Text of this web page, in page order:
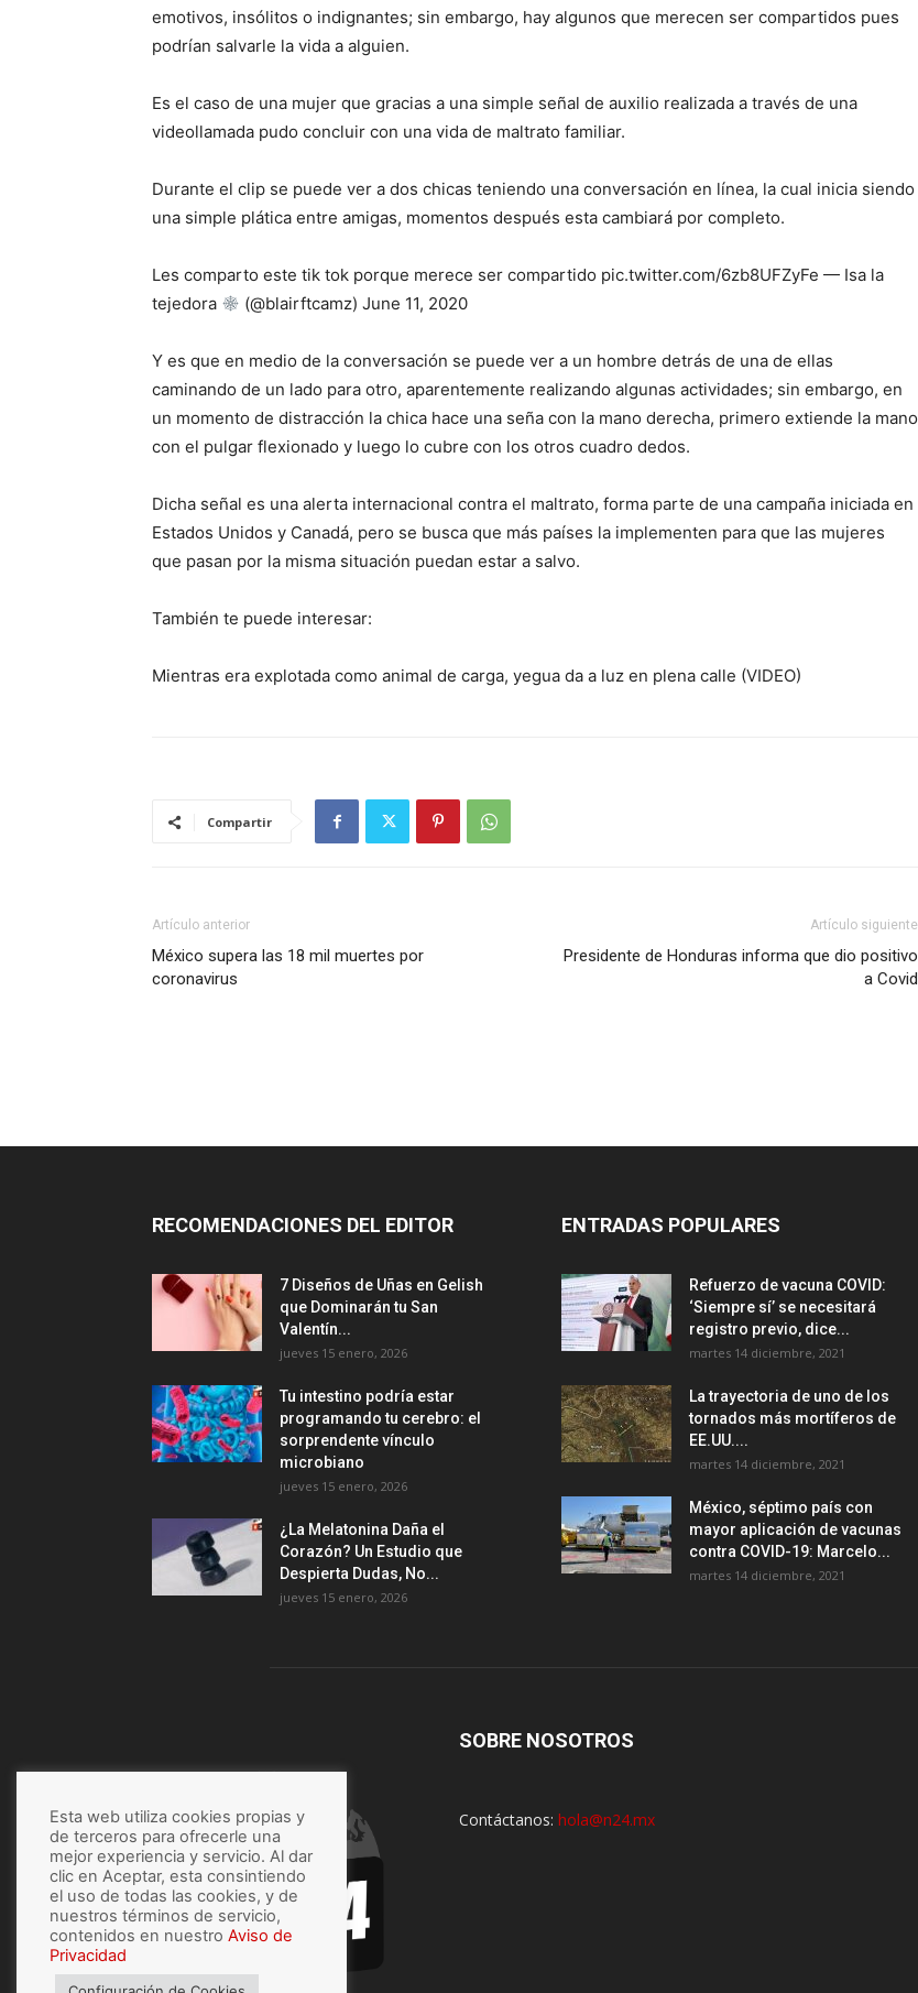
emotivos, insólitos o indignantes; sin embargo, hay algunos que merecen ser compartidos pues
podrían salvarle la vida a alguien.
Es el caso de una mujer que gracias a una simple señal de auxilio realizada a través de una
videollamada pudo concluir con una vida de maltrato familiar.
Durante el clip se puede ver a dos chicas teniendo una conversación en línea, la cual inicia siendo
una simple plática entre amigas, momentos después esta cambiará por completo.
Les comparto este tik tok porque merece ser compartido pic.twitter.com/6zb8UFZyFe — Isa la
tejedora
(@blairftcamz) June 11, 2020
Y es que en medio de la conversación se puede ver a un hombre detrás de una de ellas
caminando de un lado para otro, aparentemente realizando algunas actividades; sin embargo, en
un momento de distracción la chica hace una seña con la mano derecha, primero extiende la mano
con el pulgar flexionado y luego lo cubre con los otros cuadro dedos.
Dicha señal es una alerta internacional contra el maltrato, forma parte de una campaña iniciada en
Estados Unidos y Canadá, pero se busca que más países la implementen para que las mujeres
que pasan por la misma situación puedan estar a salvo.
También te puede interesar:
Mientras era explotada como animal de carga, yegua da a luz en plena calle (VIDEO)
Compartir
Artículo anterior
México supera las 18 mil muertes por
coronavirus
Artículo siguiente
Presidente de Honduras informa que dio positivo
a Covid
RECOMENDACIONES DEL EDITOR
7 Diseños de Uñas en Gelish
que Dominarán tu San
Valentín...
jueves 15 enero, 2026
Tu intestino podría estar
programando tu cerebro: el
sorprendente vínculo
microbiano
jueves 15 enero, 2026
¿La Melatonina Daña el
Corazón? Un Estudio que
Despierta Dudas, No...
jueves 15 enero, 2026
ENTRADAS POPULARES
Refuerzo de vacuna COVID:
‘Siempre sí’ se necesitará
registro previo, dice...
martes 14 diciembre, 2021
La trayectoria de uno de los
tornados más mortíferos de
EE.UU....
martes 14 diciembre, 2021
México, séptimo país con
mayor aplicación de vacunas
contra COVID-19: Marcelo...
martes 14 diciembre, 2021
SOBRE NOSOTROS
Contáctanos: hola@n24.mx
Esta web utiliza cookies propias y
de terceros para ofrecerle una
mejor experiencia y servicio. Al dar
clic en Aceptar, esta consintiendo
el uso de todas las cookies, y de
nuestros términos de servicio,
contenidos en nuestro Aviso de
Privacidad